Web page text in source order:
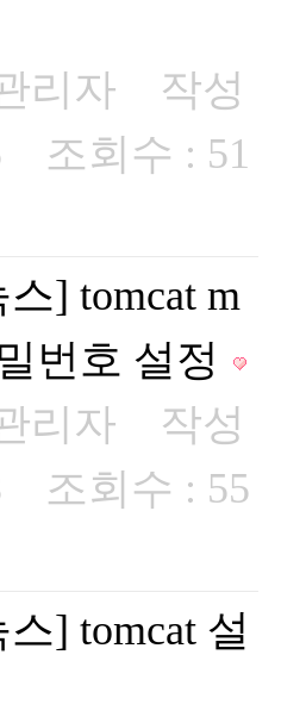
리자 작성
조회수 : 51
] tomcat m
번호 설정
리자 작성
조회수 : 55
] tomcat 설